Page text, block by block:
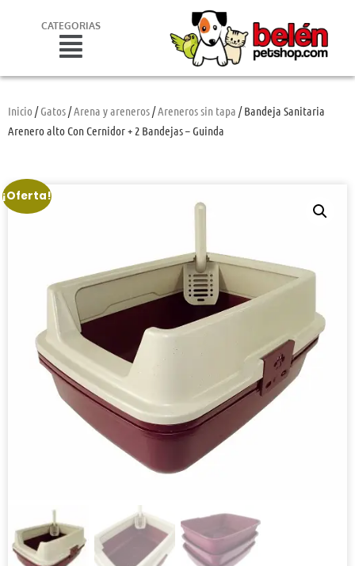
CATEGORIAS
Inicio /Gatos/Arena y areneros/Areneros sin tapa / Bandeja Sanitaria
Arenero alto Con Cernidor + 2 Bandejas – Guinda
¡Oferta!